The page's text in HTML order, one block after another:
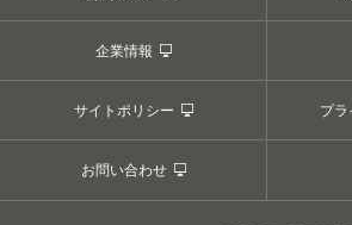
企業情報
サイトポリシー プ
お問い合わせ